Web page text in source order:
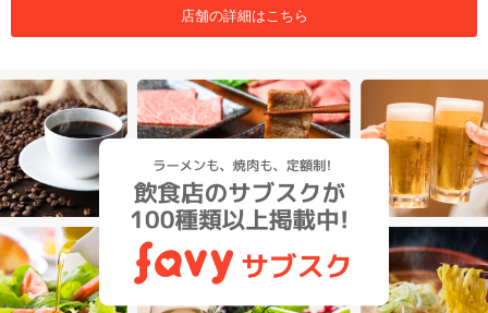
店舗の詳細はこちら